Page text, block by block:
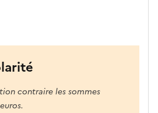
contraire les sommes